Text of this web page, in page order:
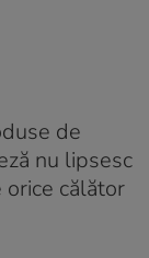
de
nu lipsesc
orice călător